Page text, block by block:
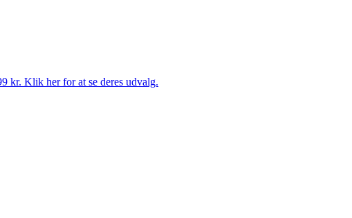
kr. Klik her for at se deres udvalg.